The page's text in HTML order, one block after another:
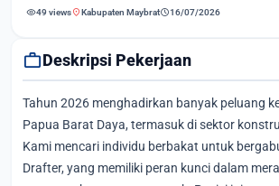
visibility49 viewslocation_onKabupaten Maybratschedule16/07/2026
workDeskripsi Pekerjaan
Tahun 2026 menghadirkan banyak peluang
Papua Barat Daya, termasuk di sektor
Kami mencari individu berbakat untuk
Drafter, yang memiliki peran kunci dalam